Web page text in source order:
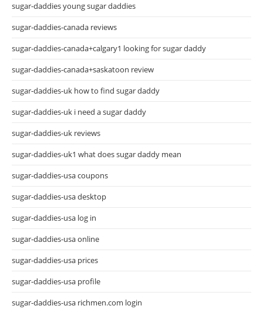
sugar-daddies young sugar daddies
sugar-daddies-canada reviews
sugar-daddies-canada+calgary1 looking for sugar daddy
sugar-daddies-canada+saskatoon review
sugar-daddies-uk how to find sugar daddy
sugar-daddies-uk i need a sugar daddy
sugar-daddies-uk reviews
sugar-daddies-uk1 what does sugar daddy mean
sugar-daddies-usa coupons
sugar-daddies-usa desktop
sugar-daddies-usa log in
sugar-daddies-usa online
sugar-daddies-usa prices
sugar-daddies-usa profile
sugar-daddies-usa richmen.com login